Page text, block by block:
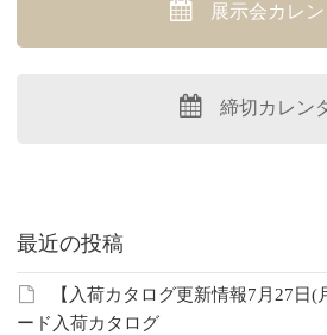
展示会カレ
締切カレン
最近の投稿
【入荷カタログ更新情報7月27日
ード入荷カタログ